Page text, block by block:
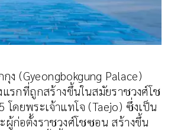
ง (Gyeongbokgung Palace)
รกที่ถูกสร้างขึ้นในสมัยราชวงศ์โช
โดยพระเจ้าแทโจ (Taejo) ซึ่งเป็น
ผู้ก่อตั้งราชวงศ์โชซอน สร้างขึ้น